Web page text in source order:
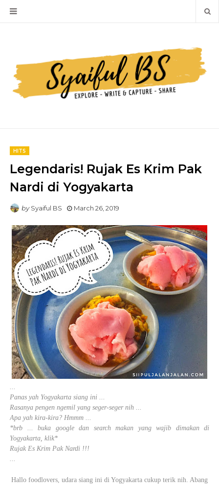
HITS
Legendaris! Rujak Es Krim Pak
Nardi di Yogyakarta
by Syaiful BS March 26, 2019
...
Panas yah Yogyakarta siang ini ...
Rasanya pengen ngemil yang seger-seger nih ...
Apa yah kira-kira? Hmmm ...
*brb ... buka google dan search makan yang wajib dimakan di
Yogyakarta, klik*
Rujak Es Krim Pak Nardi !!!
...
Hallo foodlovers, udara siang ini di Yogyakarta cukup terik nih. Abang